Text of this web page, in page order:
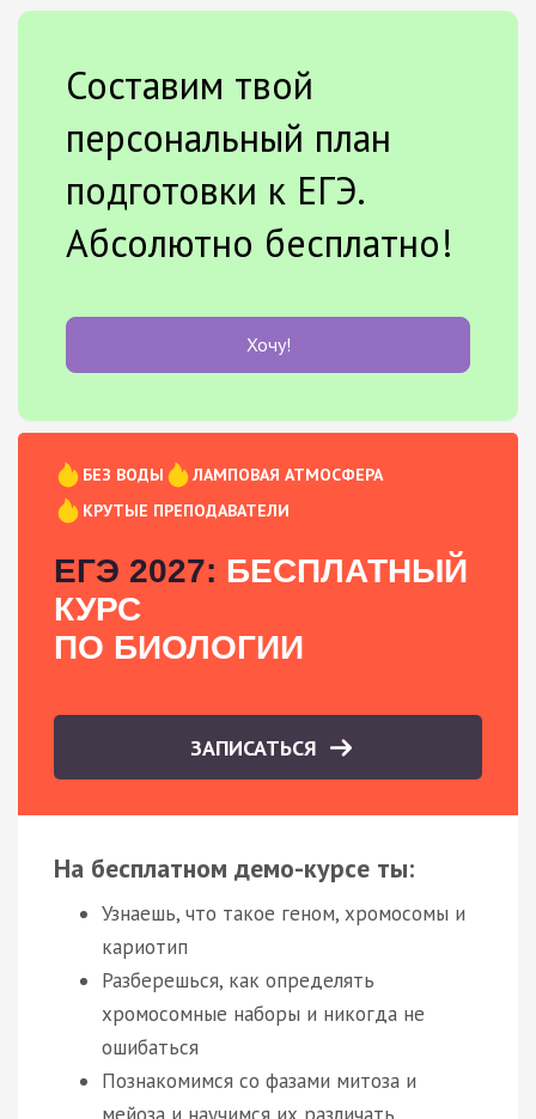
Составим твой
персональный план
подготовки к ЕГЭ.
Абсолютно бесплатно!
Хочу!
БЕЗ ВОДЫ
ЛАМПОВАЯ АТМОСФЕРА
КРУТЫЕ ПРЕПОДАВАТЕЛИ
ЕГЭ 2027: БЕСПЛАТНЫЙ
КУРС
ПО БИОЛОГИИ
ЗАПИСАТЬСЯ
На бесплатном демо-курсе ты:
Узнаешь, что такое геном, хромосомы и
кариотип
Разберешься, как определять
хромосомные наборы и никогда не
ошибаться
Познакомимся со фазами митоза и